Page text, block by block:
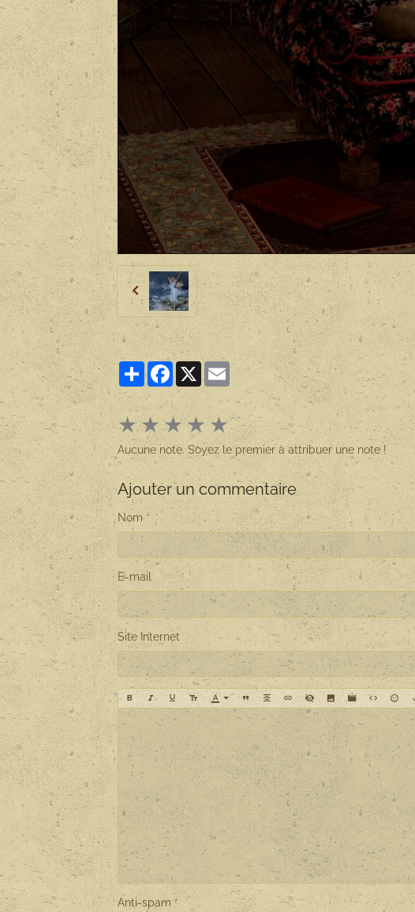
PartagerFacebook
X Email
★★★★ ★
Aucune note. Soyez le premier à attribuer une note !
Ajouter un commentaire
Nom
E-mail
Site Internet
Anti-spam